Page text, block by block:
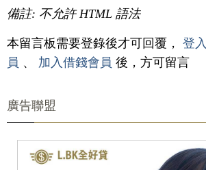
備註: 不允許 HTML 語法
本留言板需要登錄後才可回覆， 登入
員 、 加入借錢會員 後，方可留言
廣告聯盟